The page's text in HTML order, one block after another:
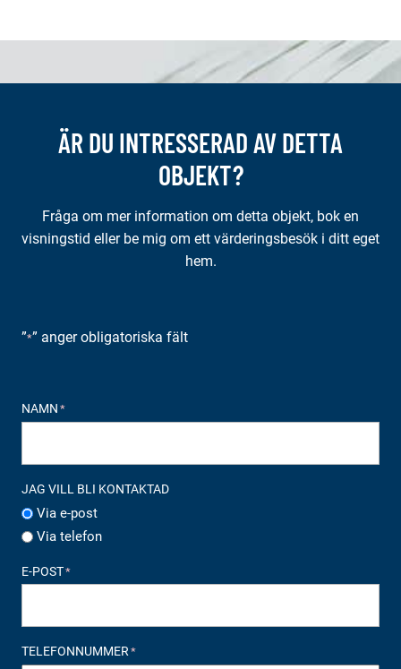
ÄR DU INTRESSERAD AV DETTA
OBJEKT?
Fråga om mer information om detta objekt, bok en
visningstid eller be mig om ett värderingsbesök i ditt eget
hem.
”*” anger obligatoriska fält
NAMN *
JAG VILL BLI KONTAKTAD
Via e-post
Via telefon
E-POST*
TELEFONNUMMER*